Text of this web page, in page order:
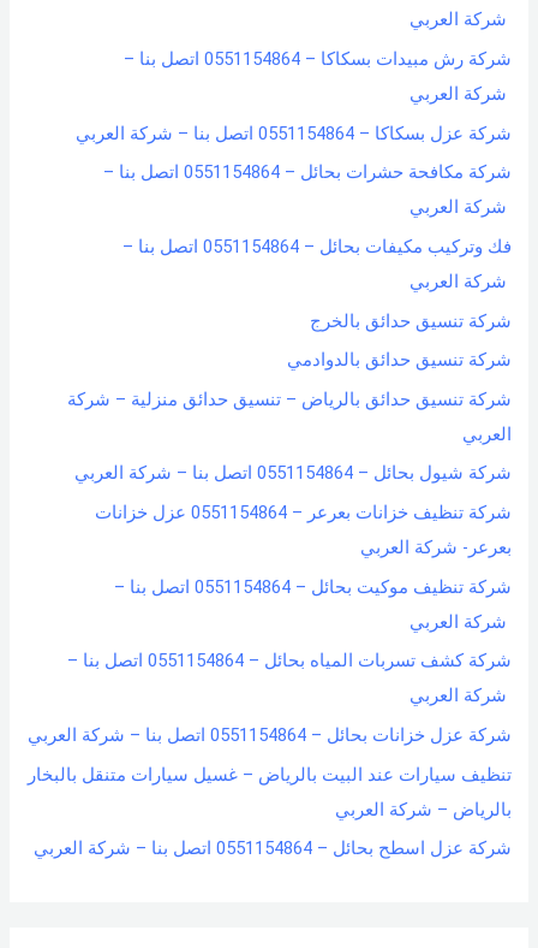
شركة العربي
شركة رش مبيدات بسكاكا – 0551154864 اتصل بنا –
شركة العربي
شركة عزل بسكاكا – 0551154864 اتصل بنا – شركة العربي
شركة مكافحة حشرات بحائل – 0551154864 اتصل بنا –
شركة العربي
فك وتركيب مكيفات بحائل – 0551154864 اتصل بنا –
شركة العربي
شركة تنسيق حدائق بالخرج
شركة تنسيق حدائق بالدوادمي
شركة تنسيق حدائق بالرياض – تنسيق حدائق منزلية – شركة
العربي
شركة شيول بحائل – 0551154864 اتصل بنا – شركة العربي
شركة تنظيف خزانات بعرعر – 0551154864 عزل خزانات
بعرعر- شركة العربي
شركة تنظيف موكيت بحائل – 0551154864 اتصل بنا –
شركة العربي
شركة كشف تسربات المياه بحائل – 0551154864 اتصل بنا –
شركة العربي
شركة عزل خزانات بحائل – 0551154864 اتصل بنا – شركة العربي
تنظيف سيارات عند البيت بالرياض – غسيل سيارات متنقل بالبخار
بالرياض – شركة العربي
شركة عزل اسطح بحائل – 0551154864 اتصل بنا – شركة العربي